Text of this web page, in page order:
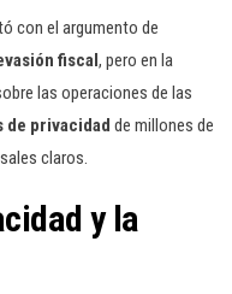
con el argumento de
fiscal, pero en la
las operaciones de las
de privacidad de millones de
claros.
y la